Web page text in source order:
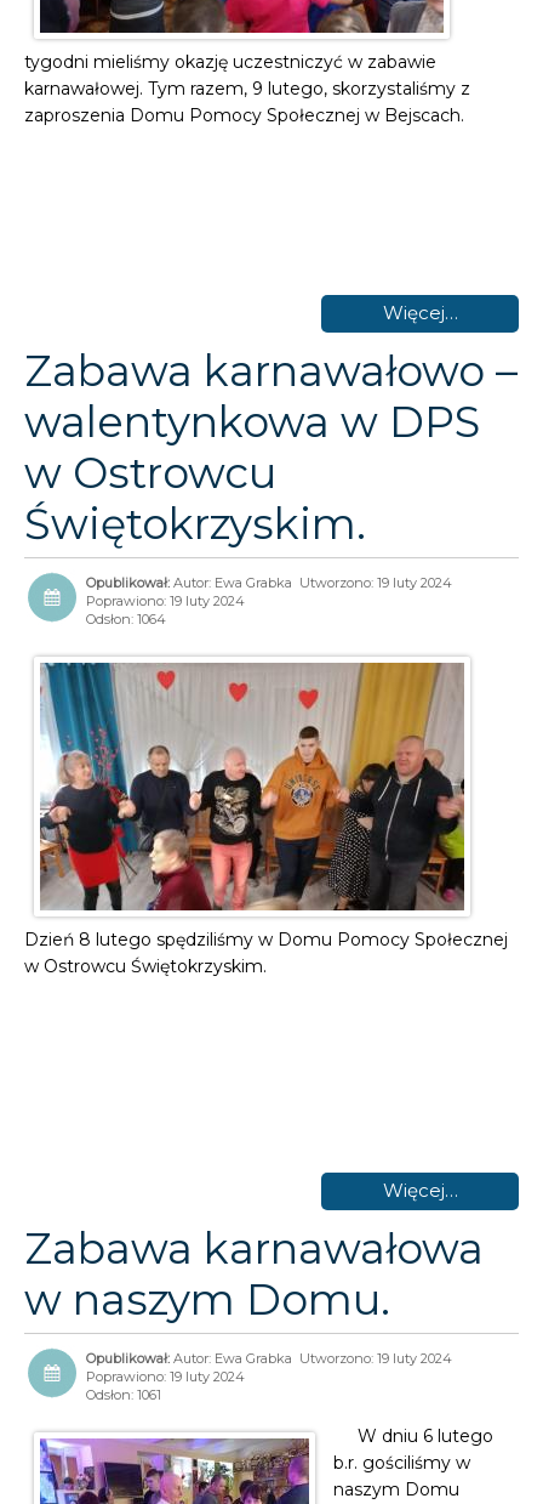
tygodni mieliśmy okazję uczestniczyć w zabawie
karnawałowej. Tym razem, 9 lutego, skorzystaliśmy z
zaproszenia Domu Pomocy Społecznej w Bejscach.
Więcej…
Zabawa karnawałowo –
walentynkowa w DPS
w Ostrowcu
Świętokrzyskim.
Autor: Ewa Grabka Utworzono: 19 luty 2024
Poprawiono: 19 luty 2024
Odsłon: 1064
Dzień 8 lutego spędziliśmy w Domu Pomocy Społecznej
w Ostrowcu Świętokrzyskim.
Więcej…
Zabawa karnawałowa
w naszym Domu.
Autor: Ewa Grabka Utworzono: 19 luty 2024
Poprawiono: 19 luty 2024
Odsłon: 1061
W dniu 6 lutego
b.r. gościliśmy w
naszym Domu